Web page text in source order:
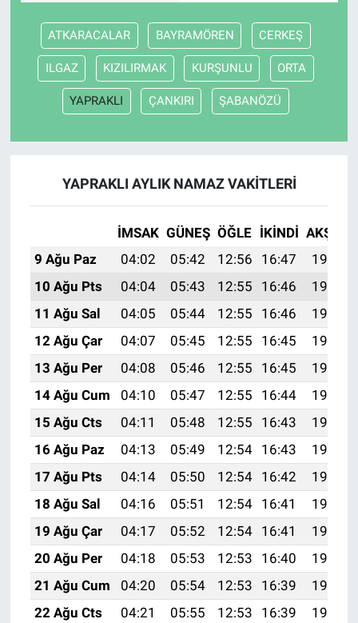
ATKARACALAR BAYRAMÖREN CERKEŞ
ILGAZ KIZILIRMAK KURŞUNLU ORTA
YAPRAKLI ÇANKIRI ŞABANÖZÜ
YAPRAKLI AYLIK NAMAZ VAKITLERI
İMSAK GÜNEŞ ÖĞLE İKINDI AKŞAM
9 Ağu Paz
04:02 05:42 12:56 16:47
19:59
10 Ağu Pts
04:04 05:43 12:55 16:46
19:58
11 Ağu Sal
04:05 05:44 12:55 16:46
19:57
12 Ağu Çar
04:07 05:45 12:55 16:45
19:55
13 Ağu Per
04:08 05:46 12:55 16:45
19:54
14 Ağu Cum
04:10 05:47 12:55 16:44
19:53
15 Ağu Cts
04:11 05:48 12:55 16:43
19:51
16 Ağu Paz
04:13 05:49 12:54 16:43
19:50
17 Ağu Pts
04:14 05:50 12:54 16:42
19:48
18 Ağu Sal
04:16 05:51 12:54 16:41
19:47
19 Ağu Çar
04:17 05:52 12:54 16:41
19:46
20 Ağu Per
04:18 05:53 12:53 16:40
19:44
21 Ağu Cum
04:20 05:54 12:53 16:39
19:43
22 Ağu Cts
04:21 05:55 12:53 16:39
19:41